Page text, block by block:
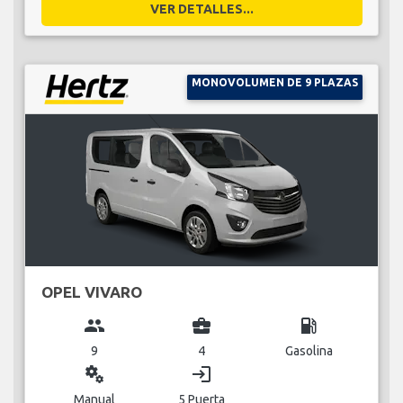
VER DETALLES...
MONOVOLUMEN DE 9 PLAZAS
OPEL VIVARO
group
9
business_center
4
local_gas_station
Gasolina
miscellaneous_services
Manual
login
5 Puerta